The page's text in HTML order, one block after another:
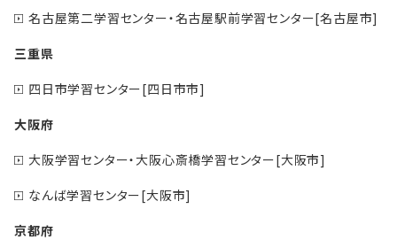
名古屋第二学習センター・名古屋駅前学習センター[名古屋市]
三重県
四日市学習センター[四日市市]
大阪府
大阪学習センター・大阪心斎橋学習センター[大阪市]
なんば学習センター[大阪市]
京都府